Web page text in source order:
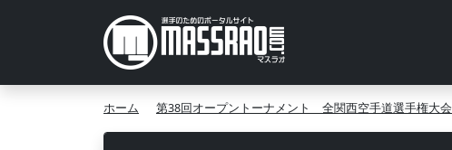
ホーム 第38回オープントーナメント 全関西空手道選手権大会